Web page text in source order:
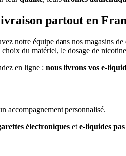
partout en
notre équipe dans nos magasins de
du matériel, le dosage de
en ligne : nous livrons vos e-
accompagnement personnalisé.
électroniques et e-liquides